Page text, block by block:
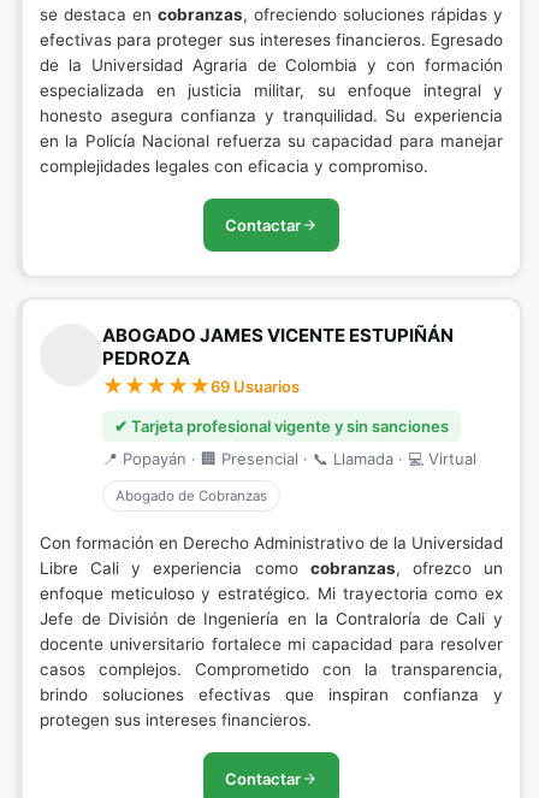
se destaca en cobranzas, ofreciendo soluciones rápidas y
efectivas para proteger sus intereses financieros. Egresado
de la Universidad Agraria de Colombia y con formación
especializada en justicia militar, su enfoque integral y
honesto asegura confianza y tranquilidad. Su experiencia
en la Policía Nacional refuerza su capacidad para manejar
complejidades legales con eficacia y compromiso.
Contactar
ABOGADO JAMES VICENTE ESTUPIÑÁN
PEDROZA
69 Usuarios
✔ Tarjeta profesional vigente y sin sanciones
📍 Popayán · 🏢 Presencial · 📞 Llamada · 💻 Virtual
Abogado de Cobranzas
Con formación en Derecho Administrativo de la Universidad
Libre Cali y experiencia como cobranzas, ofrezco un
enfoque meticuloso y estratégico. Mi trayectoria como ex
Jefe de División de Ingeniería en la Contraloría de Cali y
docente universitario fortalece mi capacidad para resolver
casos complejos. Comprometido con la transparencia,
brindo soluciones efectivas que inspiran confianza y
protegen sus intereses financieros.
Contactar